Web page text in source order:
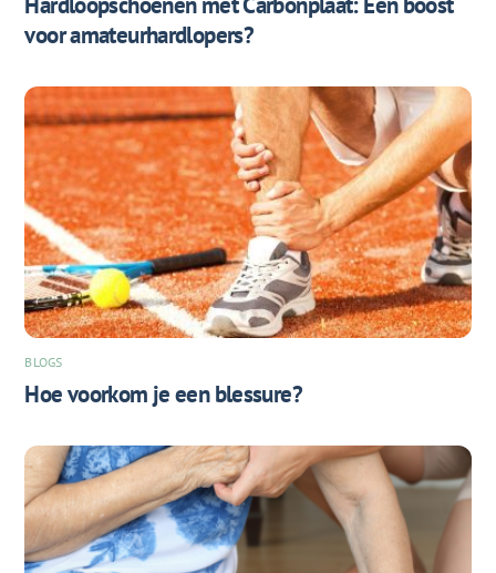
voor amateurhardlopers?
BLOGS
Hoe voorkom je een blessure?